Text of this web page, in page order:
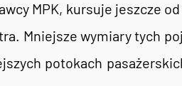
MPK, kursuje jeszcze
Mniejsze wymiary tych
potokach